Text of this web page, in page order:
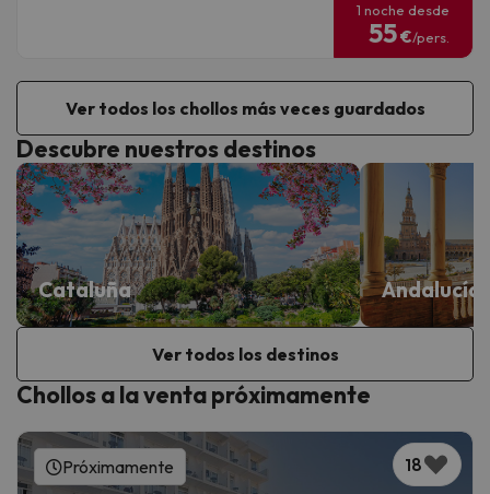
1 noche desde
55€/pers.
Ver todos los chollos más veces guardados
Descubre nuestros destinos
Cataluña Andalucía
Ver todos los destinos
Chollos a la venta próximamente
18
Próximamente